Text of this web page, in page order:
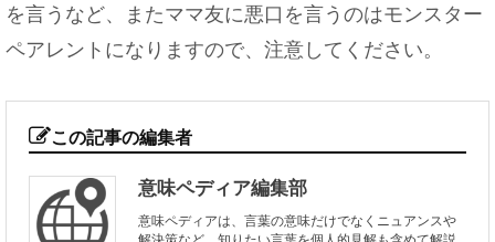
を言うなど、またママ友に悪口を言うのはモンスター
ペアレントになりますので、注意してください。
この記事の編集者
意味ペディア編集部
意味ペディアは、言葉の意味だけでなくニュアンスや